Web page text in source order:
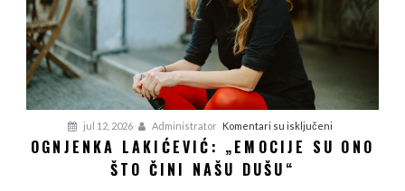
jul 12, 2026 Administrator Komentari su isključenina
Ognjenka
OGNJENKA LAKIĆEVIĆ: „EMOCIJE SU ONO
ŠTO ČINI NAŠU DUŠU“